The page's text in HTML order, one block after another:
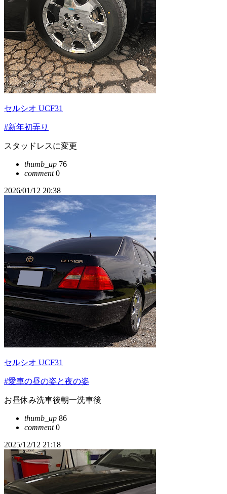
セルシオ UCF31
#新年初弄り
スタッドレスに変更
thumb_up 76
comment0
2026/01/12 20:38
セルシオ UCF31
#愛車の昼の姿と夜の姿
お昼休み洗車後朝一洗車後
thumb_up 86
comment0
2025/12/12 21:18